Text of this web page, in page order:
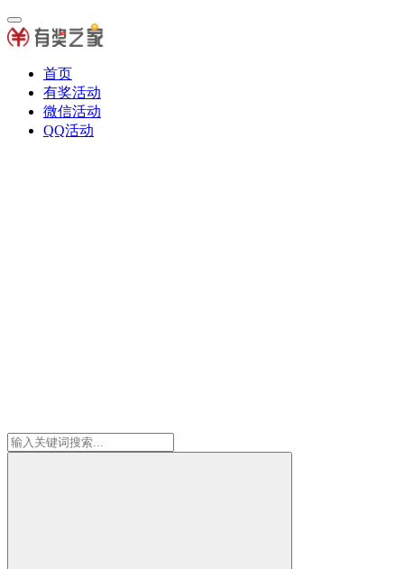
首页
有奖活动
微信活动
QQ活动